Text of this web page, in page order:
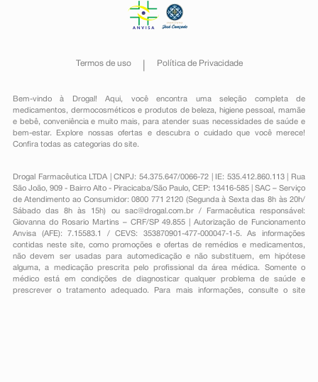
Termos de uso Política de Privacidade
Bem-vindo à Drogal! Aqui, você encontra uma seleção completa de
medicamentos , dermocosméticos e produtos de beleza, higiene pessoal ,mamãe
e bebê, conveniênciae muito mais, para atender suas necessidades de saúde e
bem-estar. Explore nossas ofertas e descubra o cuidado que você merece!
Confira todas as categorias do site.
Drogal Farmacêutica LTDA | CNPJ: 54.375.647/0066-72 | IE: 535.412.860.113 | Rua
São João, 909 - Bairro Alto - Piracicaba/São Paulo, CEP: 13416-585 | SAC – Serviço
de Atendimento ao Consumidor: 0800 771 2120 (Segunda à Sexta das 8h às 20h/
Sábado das 8h às 15h) ou sac@drogal.com.br/ Farmacêutica responsável:
Giovanna do Rosario Martins – CRF/SP 49.855 | Autorização de Funcionamento
Anvisa (AFE): 7.15583.1 / CEVS: 353870901-477-000047-1-5. As informações
contidas neste site, como promoções e ofertas de remédios e medicamentos,
não devem ser usadas para automedicação e não substituem, em hipótese
alguma, a medicação prescrita pelo profissional da área médica. Somente o
médico está em condições de diagnosticar qualquer problema de saúde e
prescrever o tratamento adequado. Para mais informações, consulte o site